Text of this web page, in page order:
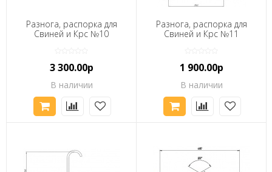
Разнога, распорка для
Свиней и Крс №10
3 300.00р
В наличии
Разнога, распорка для
Свиней и Крс №11
1 900.00р
В наличии